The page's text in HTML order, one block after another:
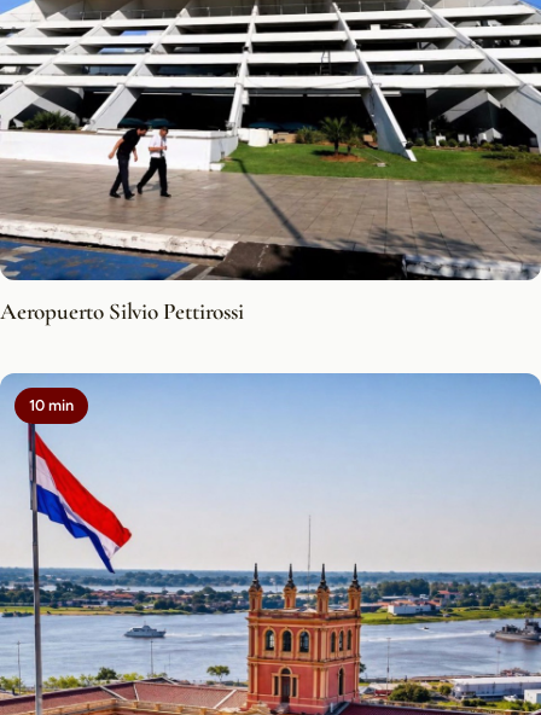
Aeropuerto Silvio Pettirossi
10 min